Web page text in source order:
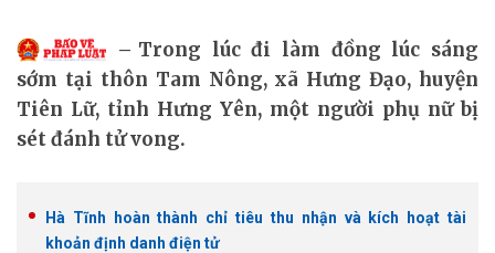
Trong lúc đi làm đồng lúc sáng
sớm tại thôn Tam Nông, xã Hưng Đạo, huyện
Tiên Lữ, tỉnh Hưng Yên, một người phụ nữ bị
sét đánh tử vong.
Hà Tĩnh hoàn thành chỉ tiêu thu nhận và kích hoạt tài
khoản định danh điện tử